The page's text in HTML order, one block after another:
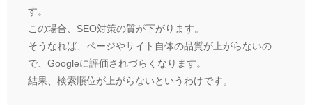
す。
この場合、SEO対策の質が下がります。
そうなれば、ページやサイト自体の品質が上がらないの
で、Googleに評価されづらくなります。
結果、検索順位が上がらないというわけです。